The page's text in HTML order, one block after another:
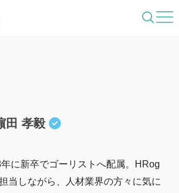
業界の一歩先を照らすメ
田 孝毅
に新卒でゴーリストへ配属。HRog
当しながら、人材業界の方々に気に